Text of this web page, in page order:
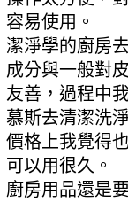
容易使用。
潔淨學的廚房
成分與一般對
友善，過程中
慕斯去清潔洗
價格上我覺得
可以用很久。
廚房用品還是